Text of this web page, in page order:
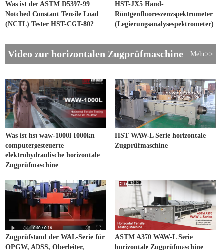
Was ist der ASTM D5397-99
Notched Constant Tensile Load
(NCTL) Tester HST-CGT-80?
HST-JX5 Hand-
Röntgenfluoreszenzspektrometer
(Legierungsanalysespektrometer)
Video zur horizontalen Zugprüfmaschine Mehr>>
Was ist hst waw-1000l 1000kn
computergesteuerte
elektrohydraulische horizontale
Zugprüfmaschine
HST WAW-L Serie horizontale
Zugprüfmaschine
Zugprüfstand der WAL-Serie für
OPGW, ADSS, Oberleiter,
ASTM A370 WAW-L Serie
horizontale Zugprüfmaschine